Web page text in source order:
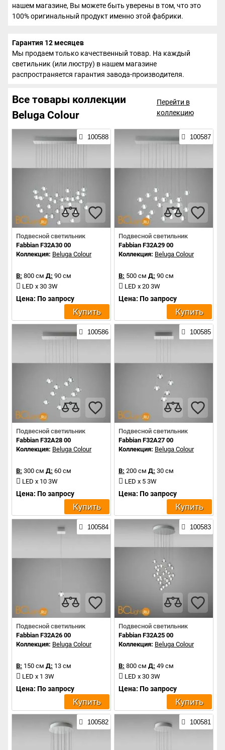
нашем магазине, Вы можете быть уверены в том, что это
100% оригинальный продукт именно этой фабрики.
Гарантия 12 месяцев
Мы продаем только качественный товар. На каждый
светильник (или люстру) в нашем магазине
распространяется гарантия завода-производителя.
Все товары коллекции
Beluga Colour
Перейти в
коллекцию
100588
Подвесной светильник
Fabbian F32A30 00
Коллекция: Beluga Colour
В: 800 см Д: 90 см
LED x 30 3W
Цена: По запросу
Купить
100587
Подвесной светильник
Fabbian F32A29 00
Коллекция: Beluga Colour
В: 500 см Д: 90 см
LED x 20 3W
Цена: По запросу
Купить
100586
Подвесной светильник
Fabbian F32A28 00
Коллекция: Beluga Colour
В: 300 см Д: 60 см
LED x 10 3W
Цена: По запросу
Купить
100585
Подвесной светильник
Fabbian F32A27 00
Коллекция: Beluga Colour
В: 200 см Д: 30 см
LED x 5 3W
Цена: По запросу
Купить
100584
Подвесной светильник
Fabbian F32A26 00
Коллекция: Beluga Colour
В: 150 см Д: 13 см
LED x 1 3W
Цена: По запросу
Купить
100583
Подвесной светильник
Fabbian F32A25 00
Коллекция: Beluga Colour
В: 800 см Д: 49 см
LED x 30 3W
Цена: По запросу
Купить
100582 100581